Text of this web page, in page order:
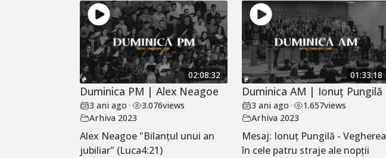
02:08:32
Duminica PM | Alex Neagoe
3 ani ago • 3.076views
Arhiva 2023
Alex Neagoe "Bilanțul unui an
jubiliar" (Luca4:21)
01:33:18
Duminica AM | Ionuț Pungilă
3 ani ago • 1.657views
Arhiva 2023
Mesaj: Ionuț Pungilă - Vegherea
în cele patru straje ale nopții